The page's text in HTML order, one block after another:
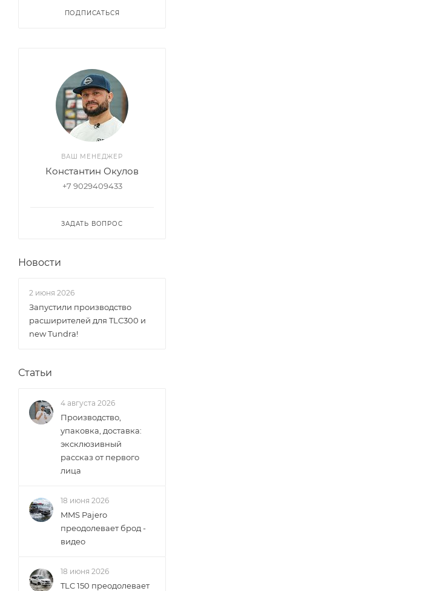
ПОДПИСАТЬСЯ
ВАШ МЕНЕДЖЕР
Константин Окулов
+7 9029409433
ЗАДАТЬ ВОПРОС
Новости
2 июня 2026
Запустили производство
раcширителей для TLC300 и
new Tundra!
Статьи
4 августа 2026
Производство,
упаковка, доставка:
эксклюзивный
рассказ от первого
лица
18 июня 2026
MMS Pajero
преодолевает брод -
видео
18 июня 2026
TLC 150 преодолевает